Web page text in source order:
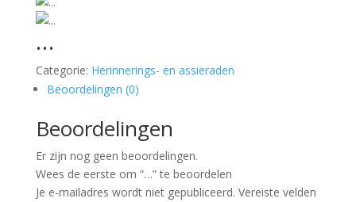
…
Categorie: Herinnerings- en assieraden
Beoordelingen (0)
Beoordelingen
Er zijn nog geen beoordelingen.
Wees de eerste om “…” te beoordelen
Je e-mailadres wordt niet gepubliceerd. Vereiste velden